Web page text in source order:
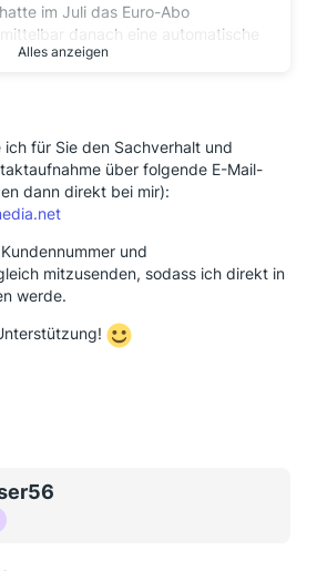
im Juli das Euro-Abo
danach eine automatische
erhalten, deren Inhalt exakt dem in
für 0,- Euro.
bekam sie eine weitere Mail, in
das Abo nach dem Muster "1
Monate bezahlt, 6 Monate
wurde.
Bestätigung als
stattdessen wurde im
für 6 Monate
musste ja
Beantragung erteilt werden).
abgelehnt und nochmals per
die einzigen sind, denen es so
ähnliche Erfahrungen gemacht?
Kann die Redaktion
Alles anzeigen
für Sie den Sachverhalt und
über folgende E-Mail-
dann direkt bei mir):
und
mitzusenden, sodass ich direkt in
werde.